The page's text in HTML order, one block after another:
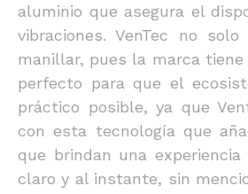
aluminio que asegura el
vibraciones. VenTec no
manillar, pues la marca
perfecto para que el
práctico posible, ya que
con esta tecnología que
que brindan una
claro y al instante, sin